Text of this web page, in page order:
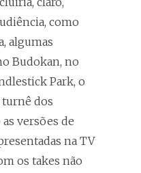
como
algumas
Budokan, no
Park, o
dos
versões de
na TV
os takes não